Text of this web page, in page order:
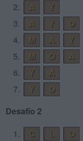
2.
A
Y
3.
A Y
O
4.
M A Y
5.
M O
A
6.
Y
A
7.
Y
O
Desafío 2
1.
C L O